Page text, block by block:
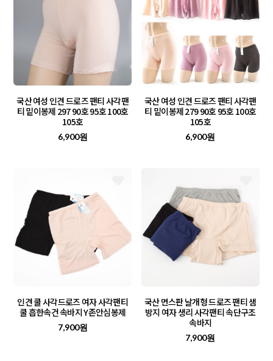
국산 여성 인견 드로즈 팬티 사각팬
티 밑이봉제 297 90호 95호 100호
105호
6,900원
국산 여성 인견 드로즈 팬티 사각팬
티 밑이봉제 279 90호 95호 100호
105호
6,900원
인견 쿨 사각드로즈 여자 사각팬티
쿨 흡한속건 속바지 Y존안심봉제
7,900원
국산 면스판 날개형 드로즈 팬티 샘
방지 여자 생리 사각팬티 속단구조
속바지
7,900원